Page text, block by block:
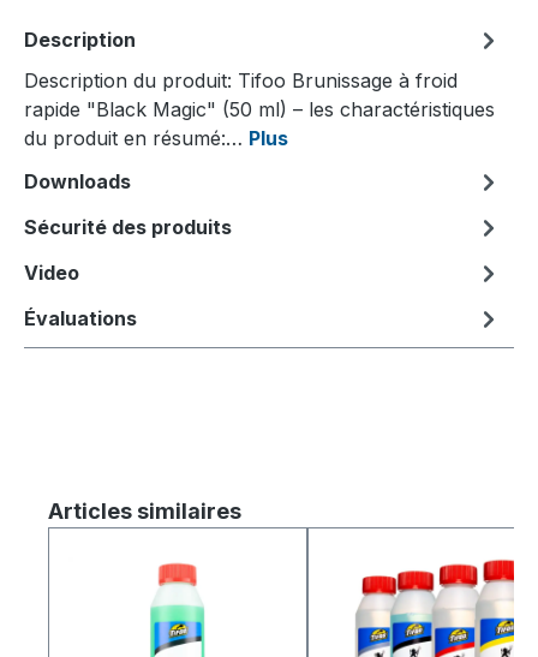
Description
Description du produit: Tifoo Brunissage à froid
rapide "Black Magic" (50 ml) – les charactéristiques
du produit en résumé:… Plus
Downloads
Sécurité des produits
Video
Évaluations
Ignorer la galerie de produits
Articles similaires